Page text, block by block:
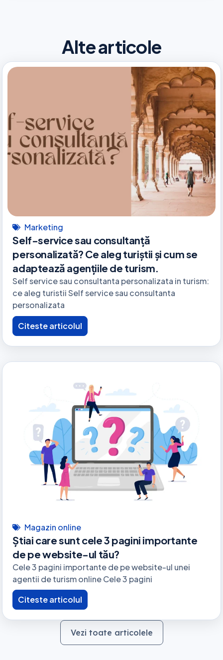
Alte articole
Marketing
Self-service sau consultanță
personalizată? Ce aleg turiștii și cum se
adaptează agențiile de turism.
Self service sau consultanta personalizata in turism:
ce aleg turistii Self service sau consultanta
personalizata
Citeste articolul
Magazin online
Știai care sunt cele 3 pagini importante
de pe website-ul tău?
Cele 3 pagini importante de pe website-ul unei
agentii de turism online Cele 3 pagini
Citeste articolul
Vezi toate articolele